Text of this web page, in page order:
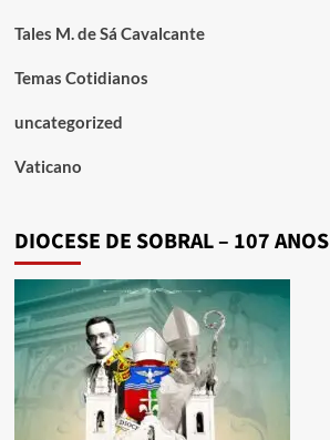
Tales M. de Sá Cavalcante
Temas Cotidianos
uncategorized
Vaticano
DIOCESE DE SOBRAL – 107 ANOS